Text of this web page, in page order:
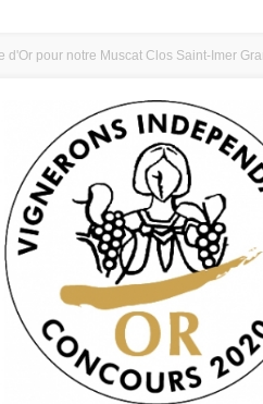
d'Or pour notre Muscat Clos Saint-Imer